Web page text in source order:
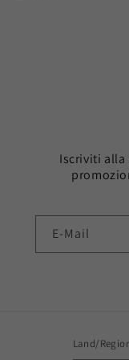
Iscriviti alla
E-Mail
Land/